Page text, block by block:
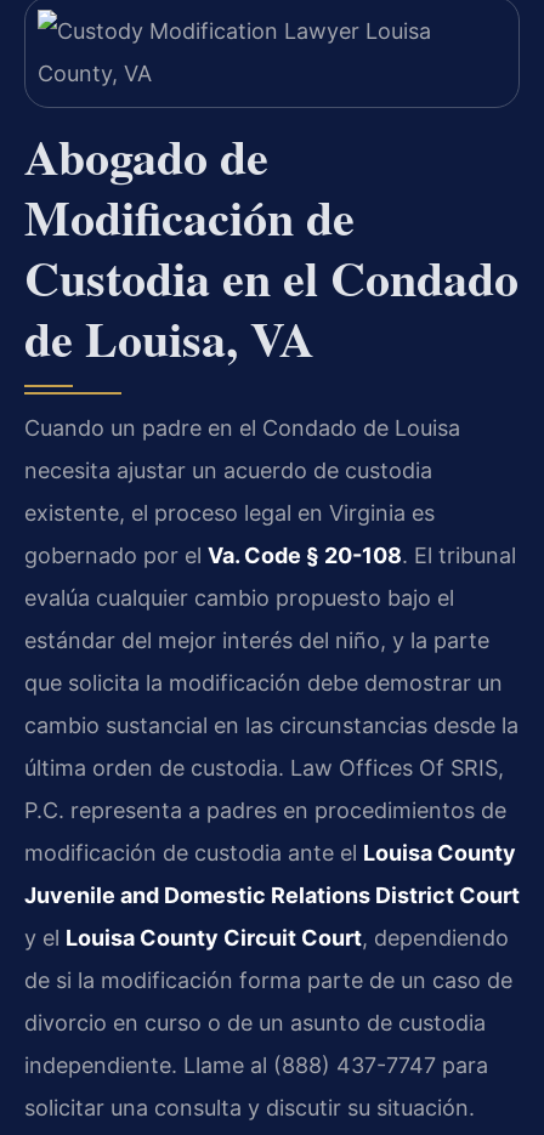
Abogado de
Modificación de
Custodia en el Condado
de Louisa, VA
Cuando un padre en el Condado de Louisa
necesita ajustar un acuerdo de custodia
existente, el proceso legal en Virginia es
gobernado por el Va. Code § 20-108. El tribunal
evalúa cualquier cambio propuesto bajo el
estándar del mejor interés del niño, y la parte
que solicita la modificación debe demostrar un
cambio sustancial en las circunstancias desde la
última orden de custodia. Law Offices Of SRIS,
P.C. representa a padres en procedimientos de
modificación de custodia ante el Louisa County
Juvenile and Domestic Relations District Court
y el Louisa County Circuit Court, dependiendo
de si la modificación forma parte de un caso de
divorcio en curso o de un asunto de custodia
independiente. Llame al (888) 437-7747 para
solicitar una consulta y discutir su situación.